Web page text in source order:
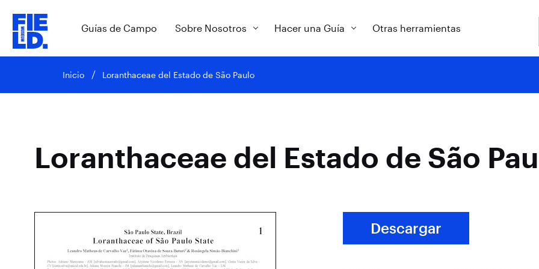
Guías de Campo Sobre Nosotros Hacer una Guía Otras herramientas
Inicio Loranthaceae del Estado de São Paulo
Loranthaceae del Estado de São
Descargar